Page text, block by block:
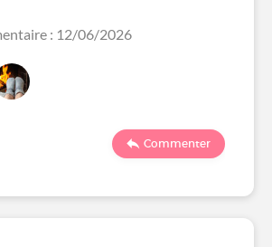
: 12/06/2026
Commenter